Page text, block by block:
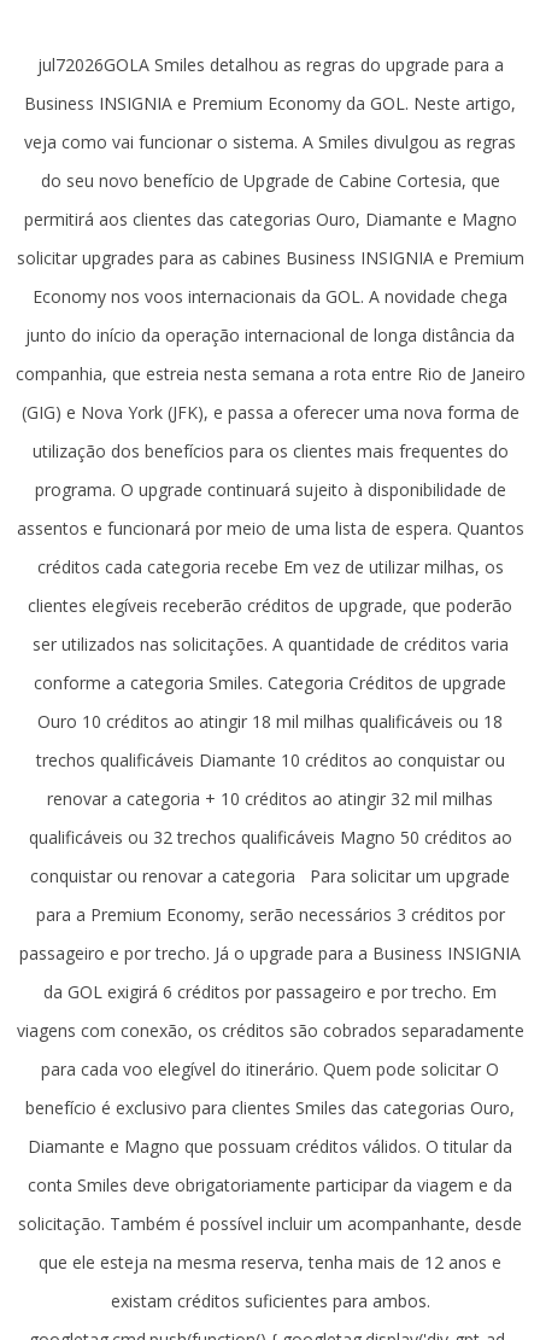
jul72026GOLA Smiles detalhou as regras do upgrade para a
Business INSIGNIA e Premium Economy da GOL. Neste artigo,
veja como vai funcionar o sistema. A Smiles divulgou as regras
do seu novo benefício de Upgrade de Cabine Cortesia, que
permitirá aos clientes das categorias Ouro, Diamante e Magno
solicitar upgrades para as cabines Business INSIGNIA e Premium
Economy nos voos internacionais da GOL. A novidade chega
junto do início da operação internacional de longa distância da
companhia, que estreia nesta semana a rota entre Rio de Janeiro
(GIG) e Nova York (JFK), e passa a oferecer uma nova forma de
utilização dos benefícios para os clientes mais frequentes do
programa. O upgrade continuará sujeito à disponibilidade de
assentos e funcionará por meio de uma lista de espera. Quantos
créditos cada categoria recebe Em vez de utilizar milhas, os
clientes elegíveis receberão créditos de upgrade, que poderão
ser utilizados nas solicitações. A quantidade de créditos varia
conforme a categoria Smiles. Categoria Créditos de upgrade
Ouro 10 créditos ao atingir 18 mil milhas qualificáveis ou 18
trechos qualificáveis Diamante 10 créditos ao conquistar ou
renovar a categoria + 10 créditos ao atingir 32 mil milhas
qualificáveis ou 32 trechos qualificáveis Magno 50 créditos ao
conquistar ou renovar a categoria Para solicitar um upgrade
para a Premium Economy, serão necessários 3 créditos por
passageiro e por trecho. Já o upgrade para a Business INSIGNIA
da GOL exigirá 6 créditos por passageiro e por trecho. Em
viagens com conexão, os créditos são cobrados separadamente
para cada voo elegível do itinerário. Quem pode solicitar O
benefício é exclusivo para clientes Smiles das categorias Ouro,
Diamante e Magno que possuam créditos válidos. O titular da
conta Smiles deve obrigatoriamente participar da viagem e da
solicitação. Também é possível incluir um acompanhante, desde
que ele esteja na mesma reserva, tenha mais de 12 anos e
existam créditos suficientes para ambos.